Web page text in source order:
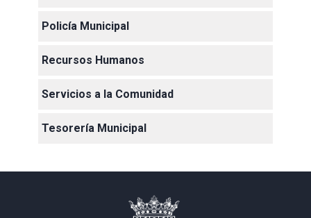
Policía Municipal
Recursos Humanos
Servicios a la Comunidad
Tesorería Municipal